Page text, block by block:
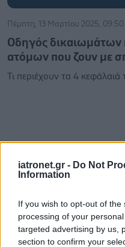
iatronet.gr - Do Not
Information
If you wish to opt-out of
processing of your
targeted advertising by us,
section to confirm your
Πέμπτη, 13 Μαρτίου 2025, 09:50
Οδηγός δικαιωμάτων
ατόμων που ζουν με
Τι περιέχουν τα 4 κεφάλαιά